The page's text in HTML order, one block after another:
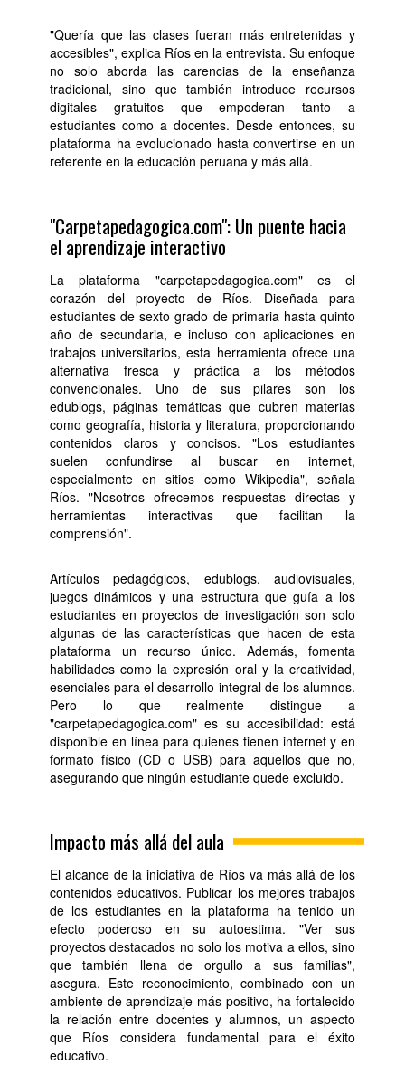
"Quería que las clases fueran más entretenidas y
accesibles", explica Ríos en la entrevista. Su enfoque
no solo aborda las carencias de la enseñanza
tradicional, sino que también introduce recursos
digitales gratuitos que empoderan tanto a
estudiantes como a docentes. Desde entonces, su
plataforma ha evolucionado hasta convertirse en un
referente en la educación peruana y más allá.
"Carpetapedagogica.com": Un puente hacia
el aprendizaje interactivo
La plataforma "carpetapedagogica.com" es el
corazón del proyecto de Ríos. Diseñada para
estudiantes de sexto grado de primaria hasta quinto
año de secundaria, e incluso con aplicaciones en
trabajos universitarios, esta herramienta ofrece una
alternativa fresca y práctica a los métodos
convencionales. Uno de sus pilares son los
edublogs, páginas temáticas que cubren materias
como geografía, historia y literatura, proporcionando
contenidos claros y concisos. "Los estudiantes
suelen confundirse al buscar en internet,
especialmente en sitios como Wikipedia", señala
Ríos. "Nosotros ofrecemos respuestas directas y
herramientas interactivas que facilitan la
comprensión".
Artículos pedagógicos, edublogs, audiovisuales,
juegos dinámicos y una estructura que guía a los
estudiantes en proyectos de investigación son solo
algunas de las características que hacen de esta
plataforma un recurso único. Además, fomenta
habilidades como la expresión oral y la creatividad,
esenciales para el desarrollo integral de los alumnos.
Pero lo que realmente distingue a
"carpetapedagogica.com" es su accesibilidad: está
disponible en línea para quienes tienen internet y en
formato físico (CD o USB) para aquellos que no,
asegurando que ningún estudiante quede excluido.
Impacto más allá del aula
El alcance de la iniciativa de Ríos va más allá de los
contenidos educativos. Publicar los mejores trabajos
de los estudiantes en la plataforma ha tenido un
efecto poderoso en su autoestima. "Ver sus
proyectos destacados no solo los motiva a ellos, sino
que también llena de orgullo a sus familias",
asegura. Este reconocimiento, combinado con un
ambiente de aprendizaje más positivo, ha fortalecido
la relación entre docentes y alumnos, un aspecto
que Ríos considera fundamental para el éxito
educativo.